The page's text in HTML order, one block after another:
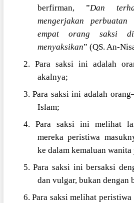
berfirman, ”Dan
mengerjakan
empat orang saksi
menyaksikan” (QS. An-
2. Para saksi ini adalah
akalnya;
3. Para saksi ini adalah
Islam;
4. Para saksi ini melihat
mereka peristiwa
ke dalam kemaluan
5. Para saksi ini bersaksi
dan vulgar, bukan dengan
6. Para saksi melihat